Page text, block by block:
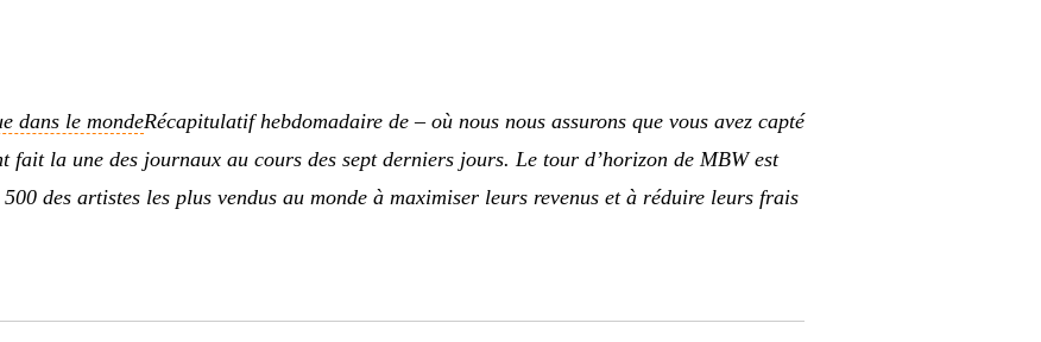
dans le mondeRécapitulatif hebdomadaire de – où nous nous assurons que vous avez capté
fait la une des journaux au cours des sept derniers jours. Le tour d’horizon de MBW est
des artistes les plus vendus au monde à maximiser leurs revenus et à réduire leurs frais